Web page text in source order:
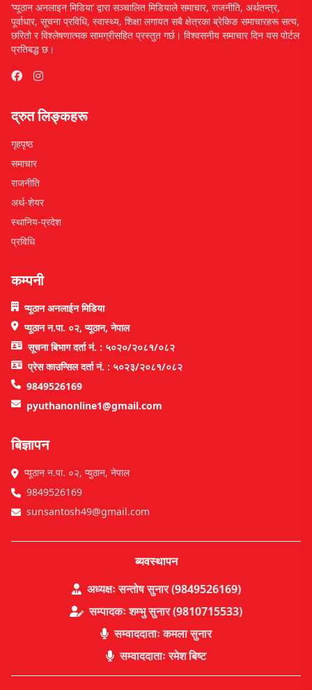
‘प्यूठान अनलाइन मिडिया’ द्वारा सञ्चालित मिडियाले समाचार, राजनीति, अर्थतन्त्र,
पूर्वाधार, सूचना प्रविधि, स्वास्थ्य, शिक्षा लगायत सबै क्षेत्रका ब्रेकिङ समाचारहरू सत्य,
छरितो र विश्लेषणात्मक सामग्रीसहित प्रस्तुत गर्छ। विश्वसनीय समाचार दिन यस पोर्टल
प्रतिबद्ध छ।
द्रुत लिङ्कहरू
गृहपृष्ठ
समाचार
राजनीति
अर्थ-शेयर
स्थानिय-प्रदेश
प्रविधि
कम्पनी
प्यूठान अनलाईन मिडिया
प्यूठान न.पा. ०२, प्यूठान, नेपाल
सूचना बिभाग दर्ता नं. : ५०२०/२०८१/०८२
प्रेस काउन्सिल दर्ता नं. : ५०२३/२०८१/०८२
9849526169
pyuthanonline1@gmail.com
बिज्ञापन
प्यूठान न.पा. ०२, प्युठान, नेपाल
9849526169
sunsantosh49@gmail.com
ब्यवस्थापन
अध्यक्षः सन्तोष सुनार (9849526169)
सम्पादकः शम्भु सुनार (9810715533)
सम्वाददाताः कमला सुनार
सम्वाददाताः रमेश बिष्ट